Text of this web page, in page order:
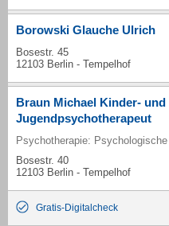
Borowski Glauche Ulrich
Bosestr. 45
12103 Berlin - Tempelhof
Braun Michael Kinder- und
Jugendpsychotherapeut
Psychotherapie:
Bosestr. 40
12103 Berlin - Tempelhof
Gratis-Digitalcheck